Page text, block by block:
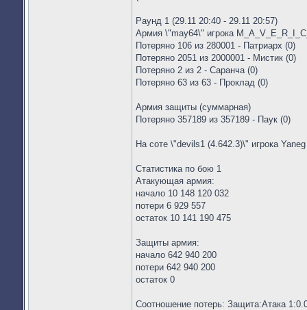
Раунд 1 (29.11 20:40 - 29.11 20:57)
Армия \"may64\" игрока
Потеряно 106 из 280001 - Патриарх (0)
Потеряно 2051 из 2000001 - Мистик (0)
Потеряно 2 из 2 - Саранча (0)
Потеряно 63 из 63 - Проклад (0)
Армия защиты (суммарная)
Потеряно 357189 из 357189 - Паук (0)
На соте \"devils1 (4.642.3)\" игрока
Статистика по бою 1
Атакующая армия:
начало 10 148 120 032
потери 6 929 557
остаток 10 141 190 475
Защиты армия:
начало 642 940 200
потери 642 940 200
остаток 0
Соотношение потерь: Защита:Атака